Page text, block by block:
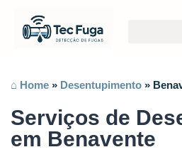
⌂ Home » Desentupimento »
Serviços de
em Benavente